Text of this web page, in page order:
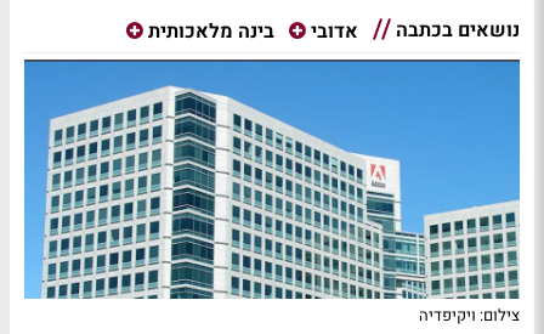
נושאים בכתבה אדובי בינה מלאכותית
צילום: ויקיפדיה